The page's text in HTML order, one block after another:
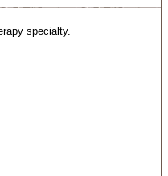
specialty.